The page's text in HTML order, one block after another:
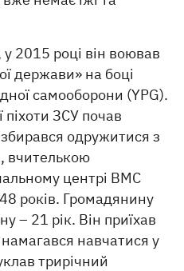
2015 році він воював
держави» на боці
самооборони (YPG).
піхоти ЗСУ почав
одружитися з
вчителькою
центрі ВМС
років. Громадянину
– 21 рік. Він приїхав
навчатися у
трирічний